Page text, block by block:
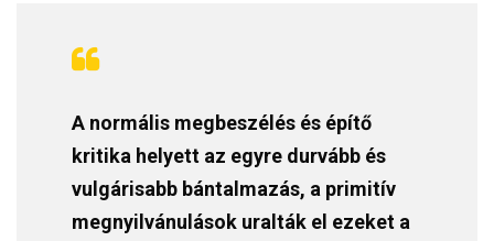
A normális megbeszélés és építő
kritika helyett az egyre durvább és
vulgárisabb bántalmazás, a primitív
megnyilvánulások uralták el ezeket a